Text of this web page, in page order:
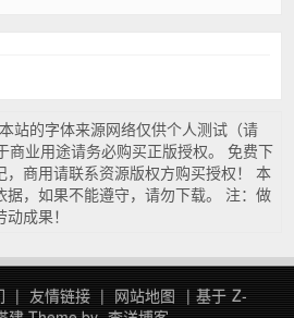
站的字体来源网络仅供个人测试（请
商业用途请务必购买正版授权。 免费下
商用请联系资源版权方购买授权！ 本
，如果不能遵守，请勿下载。 注：做
成果！
| 友情链接 | 网站地图 | 基于 Z-